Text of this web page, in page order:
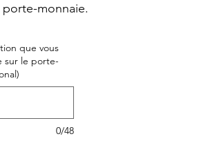
monnaie.
que vous
sur le porte-
0/48